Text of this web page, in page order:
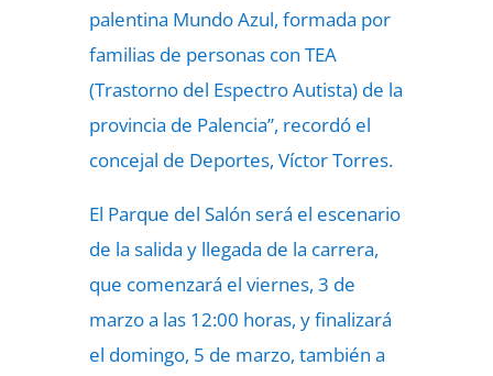
palentina Mundo Azul, formada por
familias de personas con TEA
(Trastorno del Espectro Autista) de la
provincia de Palencia”, recordó el
concejal de Deportes, Víctor Torres.
El Parque del Salón será el escenario
de la salida y llegada de la carrera,
que comenzará el viernes, 3 de
marzo a las 12:00 horas, y finalizará
el domingo, 5 de marzo, también a